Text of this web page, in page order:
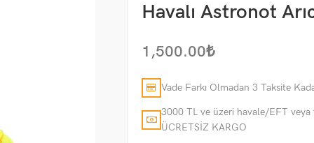
Havalı Astronot
1,500.00₺
Vade Farkı Olmadan 3 Taksite
3000 TL ve üzeri havale/EFT
ÜCRETSİZ KARGO